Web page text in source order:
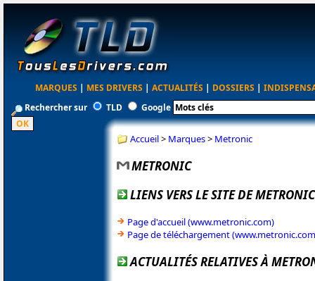
MARQUES | MES DRIVERS | ACTUALITÉS | DOSSIERS |
Rechercher sur
TLD Google
Accueil> Marques> Metronic
METRONIC
LIENS VERS LE SITE DE METRONIC
Page d'accueil (www.metronic.com)
Page de téléchargement
ACTUALITÉS RELATIVES À